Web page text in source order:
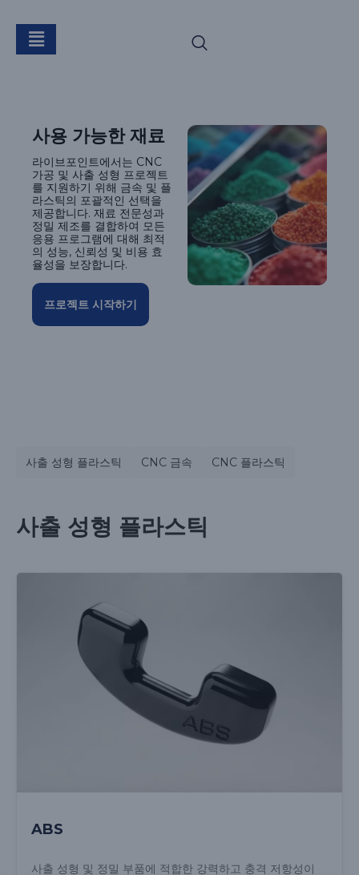
재료
사용 가능한 재료
라이브포인트에서는 CNC
가공 및 사출 성형 프로젝트
를 지원하기 위해 금속 및 플
라스틱의 포괄적인 선택을
제공합니다. 재료 전문성과
정밀 제조를 결합하여 모든
응용 프로그램에 대해 최적
의 성능, 신뢰성 및 비용 효
율성을 보장합니다.
프로젝트 시작하기
사출 성형 플라스틱 CNC 금속 CNC 플라스틱
사출 성형 플라스틱
ABS
사출 성형 및 정밀 부품에 적합한 강력하고 충격 저항성이